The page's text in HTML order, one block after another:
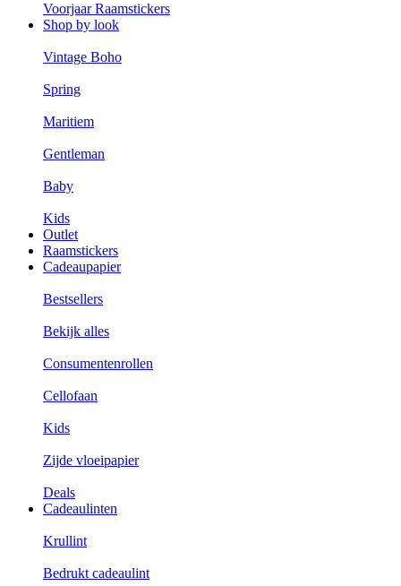
Voorjaar Raamstickers
Shop by look
Vintage Boho
Spring
Maritiem
Gentleman
Baby
Kids
Outlet
Raamstickers
Cadeaupapier
Bestsellers
Bekijk alles
Consumentenrollen
Cellofaan
Kids
Zijde vloeipapier
Deals
Cadeaulinten
Krullint
Bedrukt cadeaulint